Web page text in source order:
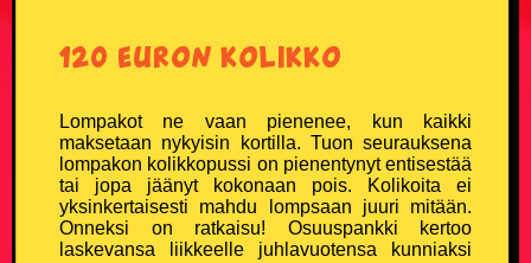
Kuukauden katsotuimmat vitsit
100 suosituinta vitsiä
KATSO, KUUNTELE TAI PELAA
Kaikki vitsit
120 euron kolikko
Lompakot ne vaan pienenee, kun kaikki
maksetaan nykyisin kortilla. Tuon seurauksena
lompakon kolikkopussi on pienentynyt entisestää
tai jopa jäänyt kokonaan pois. Kolikoita ei
yksinkertaisesti mahdu lompsaan juuri mitään.
Onneksi on ratkaisu! Osuuspankki kertoo
laskevansa liikkeelle juhlavuotensa kunniaksi